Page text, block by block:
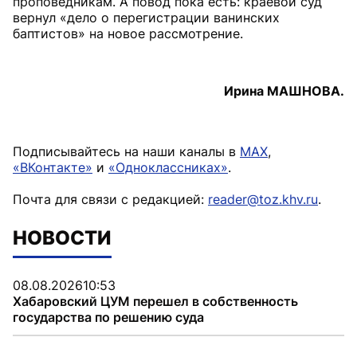
вернул «дело о перегистрации ванинских
баптистов» на новое рассмотрение.
Ирина МАШНОВА.
Подписывайтесь на наши каналы в MAX,
«ВКонтакте» и «Одноклассниках».
Почта для связи с редакцией: reader@toz.khv.ru.
НОВОСТИ
08.08.202610:53
Хабаровский ЦУМ перешел в собственность
государства по решению суда